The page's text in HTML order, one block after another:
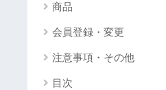
商品
会員登録・変更
注意事項・その他
目次